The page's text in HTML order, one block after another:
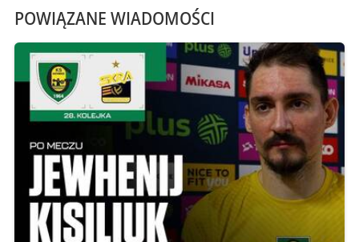
POWIĄZANE WIADOMOŚCI